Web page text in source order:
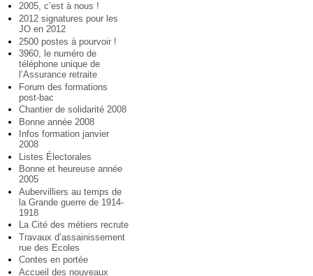
2005, c’est à nous !
2012 signatures pour les
JO en 2012
2500 postes à pourvoir !
3960, le numéro de
téléphone unique de
l’Assurance retraite
Forum des formations
post-bac
Chantier de solidarité 2008
Bonne année 2008
Infos formation janvier
2008
Listes Électorales
Bonne et heureuse année
2005
Aubervilliers au temps de
la Grande guerre de 1914-
1918
La Cité des métiers recrute
Travaux d’assainissement
rue des Ecoles
Contes en portée
Accueil des nouveaux